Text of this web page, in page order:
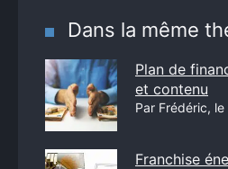
Dans la même
Plan de
et contenu
Par Frédéric, le
Franchise